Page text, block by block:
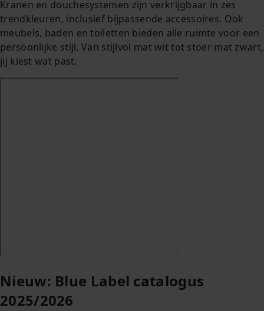
Kranen en douchesystemen zijn verkrijgbaar in zes
trendkleuren, inclusief bijpassende accessoires. Ook
meubels, baden en toiletten bieden alle ruimte voor een
persoonlijke stijl. Van stijlvol mat wit tot stoer mat zwart,
jij kiest wat past.
Nieuw: Blue Label catalogus
2025/2026